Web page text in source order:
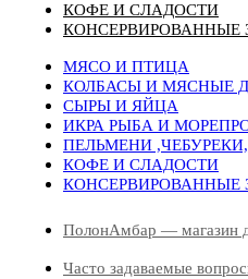
КОФЕ И СЛАДОСТИ
КОНСЕРВИРОВАННЫЕ
МЯСО И ПТИЦА
КОЛБАСЫ И МЯСНЫЕ
СЫРЫ И ЯЙЦА
ИКРА РЫБА И
ПЕЛЬМЕНИ
КОФЕ И СЛАДОСТИ
КОНСЕРВИРОВАННЫЕ
ПолонАмбар — магазин
Часто задаваемые